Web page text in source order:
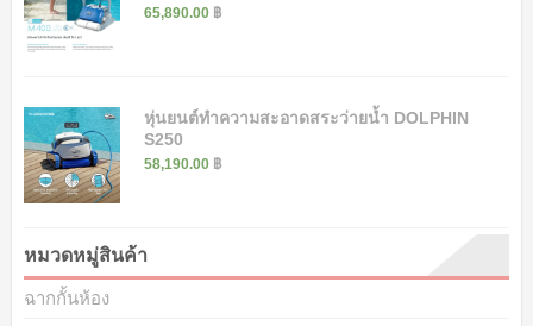
65,890.00 ฿
หุ่นยนต์ทำความสะอาดสระว่ายน้ำ DOLPHIN
S250
58,190.00 ฿
หมวดหมู่สินค้า
ฉากกั้นห้อง